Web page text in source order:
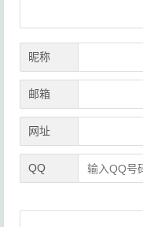
昵称
邮箱
网址
QQ